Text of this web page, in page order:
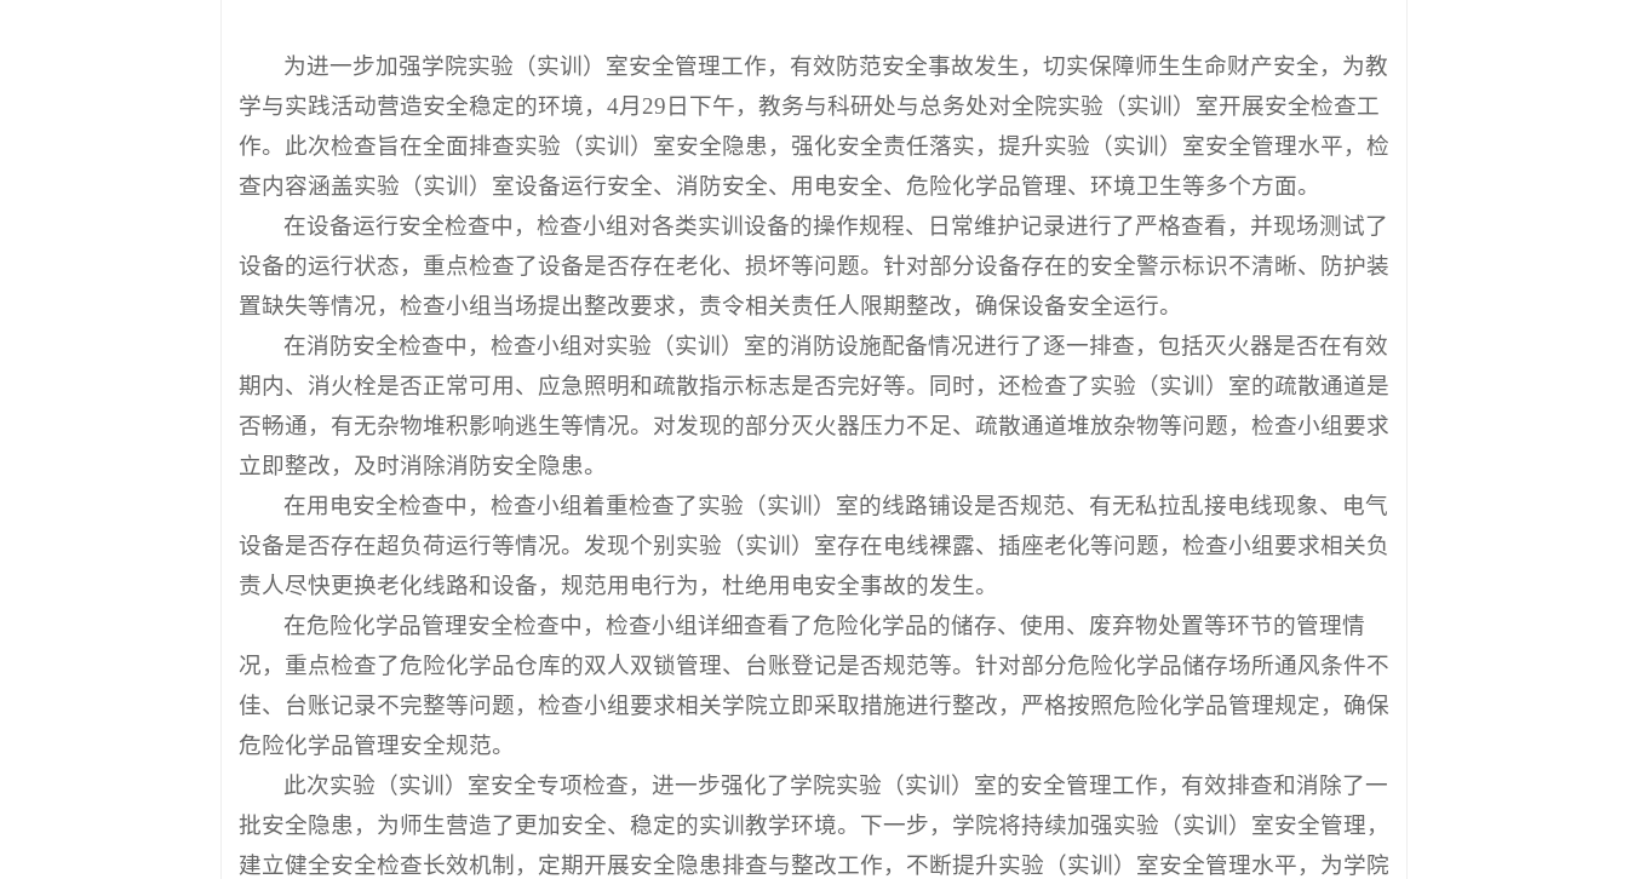
为进一步加强学院实验（实训）室安全管理工作，有效防范安全事故发生，切实保障师生生命财产安全，为教
学与实践活动营造安全稳定的环境，4月29日下午，教务与科研处与总务处对全院实验（实训）室开展安全检查工
作。此次检查旨在全面排查实验（实训）室安全隐患，强化安全责任落实，提升实验（实训）室安全管理水平，检
查内容涵盖实验（实训）室设备运行安全、消防安全、用电安全、危险化学品管理、环境卫生等多个方面。
在设备运行安全检查中，检查小组对各类实训设备的操作规程、日常维护记录进行了严格查看，并现场测试了
设备的运行状态，重点检查了设备是否存在老化、损坏等问题。针对部分设备存在的安全警示标识不清晰、防护装
置缺失等情况，检查小组当场提出整改要求，责令相关责任人限期整改，确保设备安全运行。
在消防安全检查中，检查小组对实验（实训）室的消防设施配备情况进行了逐一排查，包括灭火器是否在有效
期内、消火栓是否正常可用、应急照明和疏散指示标志是否完好等。同时，还检查了实验（实训）室的疏散通道是
否畅通，有无杂物堆积影响逃生等情况。对发现的部分灭火器压力不足、疏散通道堆放杂物等问题，检查小组要求
立即整改，及时消除消防安全隐患。
在用电安全检查中，检查小组着重检查了实验（实训）室的线路铺设是否规范、有无私拉乱接电线现象、电气
设备是否存在超负荷运行等情况。发现个别实验（实训）室存在电线裸露、插座老化等问题，检查小组要求相关负
责人尽快更换老化线路和设备，规范用电行为，杜绝用电安全事故的发生。
在危险化学品管理安全检查中，检查小组详细查看了危险化学品的储存、使用、废弃物处置等环节的管理情
况，重点检查了危险化学品仓库的双人双锁管理、台账登记是否规范等。针对部分危险化学品储存场所通风条件不
佳、台账记录不完整等问题，检查小组要求相关学院立即采取措施进行整改，严格按照危险化学品管理规定，确保
危险化学品管理安全规范。
此次实验（实训）室安全专项检查，进一步强化了学院实验（实训）室的安全管理工作，有效排查和消除了一
批安全隐患，为师生营造了更加安全、稳定的实训教学环境。下一步，学院将持续加强实验（实训）室安全管理，
建立健全安全检查长效机制，定期开展安全隐患排查与整改工作，不断提升实验（实训）室安全管理水平，为学院